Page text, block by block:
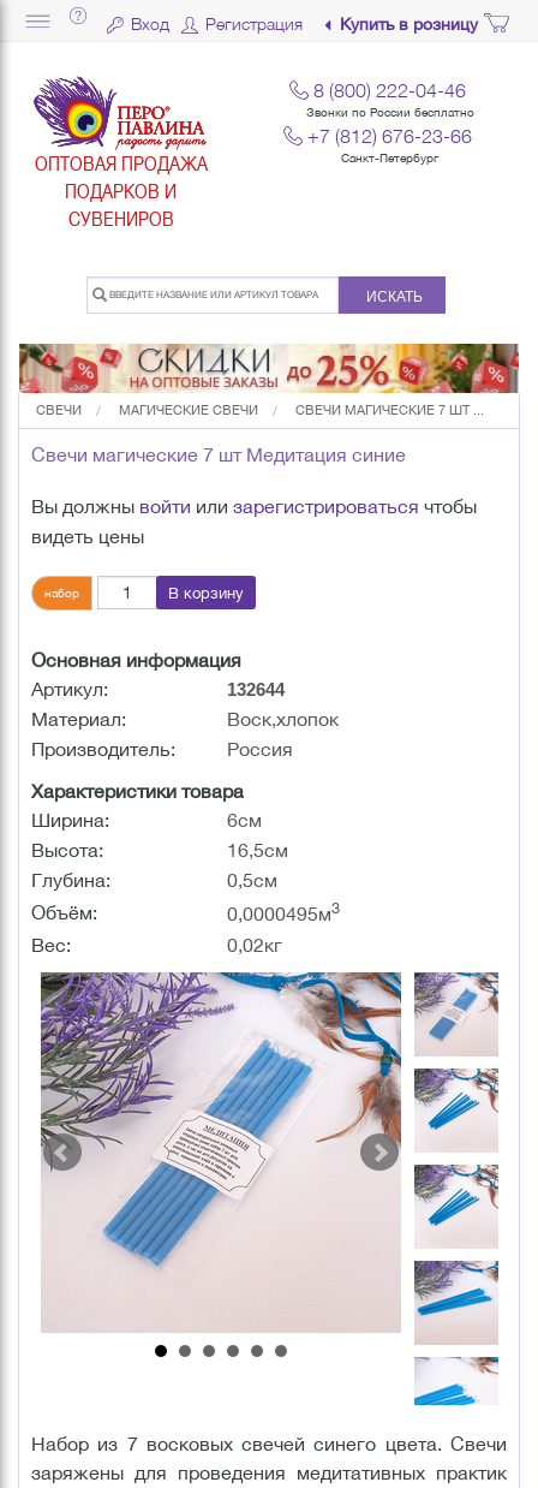
Вход Регистрация Купить в розницу
ОПТОВАЯ ПРОДАЖА
ПОДАРКОВ И
СУВЕНИРОВ
8 (800) 222-04-46
Звонки по России бесплатно
+7 (812) 676-23-66
Санкт-Петербург
ИСКАТЬ
СВЕЧИ МАГИЧЕСКИЕ СВЕЧИ СВЕЧИ МАГИЧЕСКИЕ 7 ШТ ...
Свечи магические 7 шт Медитация синие
Вы должны войти или зарегистрироваться чтобы
видеть цены
набор В корзину
Основная информация
Артикул:
132644
Материал:
Воск,хлопок
Производитель:
Россия
Характеристики товара
Ширина:
6см
Высота:
16,5см
Глубина:
0,5см
Объём:
0,0000495м3
Вес: 0,02кг
Набор из 7 восковых свечей синего цвета. Свечи
заряжены для проведения медитативных практик